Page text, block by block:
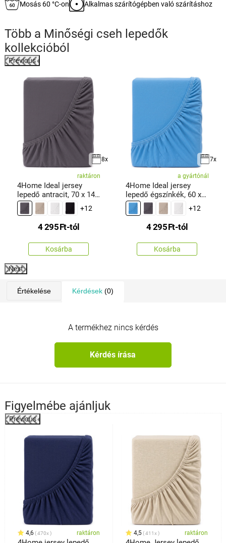
Mosás 60 °C-on Alkalmas szárítógépben való szárításhoz
Több a Minőségi cseh lepedők
kollekcióból
Previous
8x
raktáron
4Home Ideal jersey
lepedő antracit, 70 x 140
cm
+12
4 295Ft-tól
Kosárba
7x
a gyártónál
4Home Ideal jersey
lepedő égszínkék, 60 x
120 cm
+12
4 295Ft-tól
Kosárba
Next
Értékelése Kérdések(0)
A termékhez nincs kérdés
Kérdés írása
Figyelmébe ajánljuk
Previous
4,6 470x raktáron 4,5 411x raktáron